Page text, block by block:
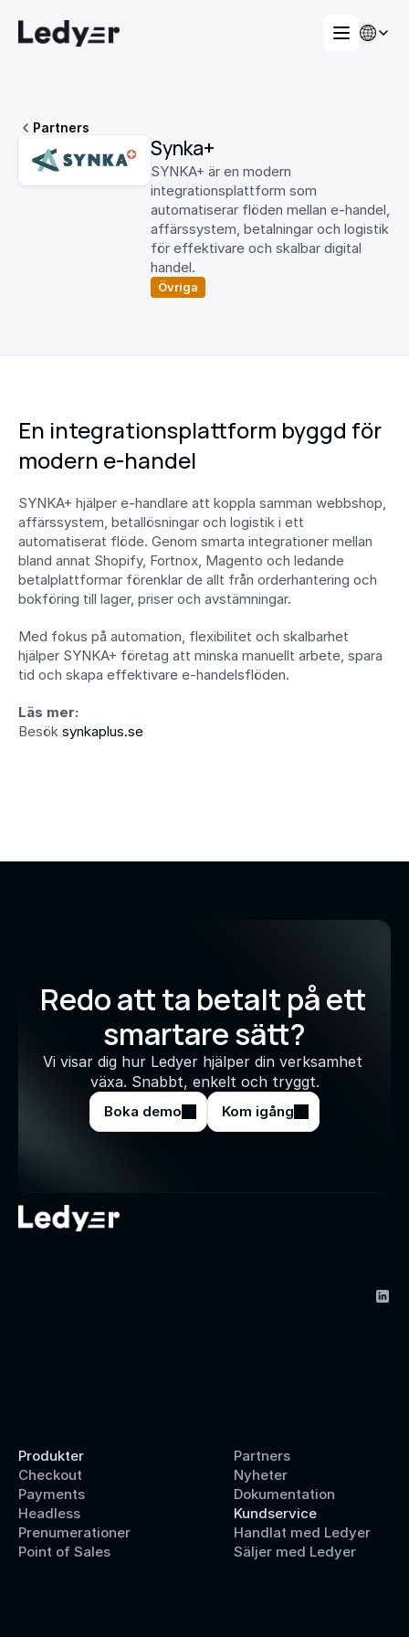
Partners
Synka+
SYNKA+ är en modern
integrationsplattform som
automatiserar flöden mellan e-handel,
affärssystem, betalningar och logistik
för effektivare och skalbar digital
handel.
Övriga
En integrationsplattform byggd för
modern e-handel
SYNKA+ hjälper e-handlare att koppla samman webbshop,
affärssystem, betallösningar och logistik i ett
automatiserat flöde. Genom smarta integrationer mellan
bland annat Shopify, Fortnox, Magento och ledande
betalplattformar förenklar de allt från orderhantering och
bokföring till lager, priser och avstämningar.
Med fokus på automation, flexibilitet och skalbarhet
hjälper SYNKA+ företag att minska manuellt arbete, spara
tid och skapa effektivare e-handelsflöden.
Läs mer:
Besök synkaplus.se
Redo att ta betalt på ett
smartare sätt?
Vi visar dig hur Ledyer hjälper din verksamhet
växa. Snabbt, enkelt och tryggt.
Boka demo Kom igång
Produkter
Checkout
Payments
Headless
Prenumerationer
Point of Sales
Partners
Nyheter
Dokumentation
Kundservice
Handlat med Ledyer
Säljer med Ledyer